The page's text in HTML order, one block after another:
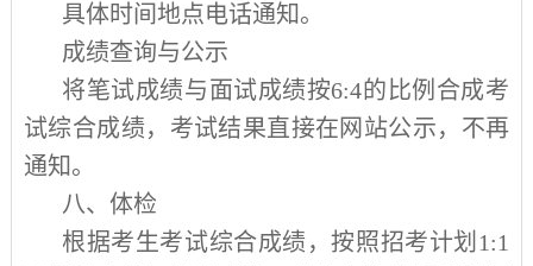
具体时间地点电话通知。
成绩查询与公示
将笔试成绩与面试成绩按6:4的比例合成考
试综合成绩，考试结果直接在网站公示，不再
通知。
八、体检
根据考生考试综合成绩，按照招考计划 1:1